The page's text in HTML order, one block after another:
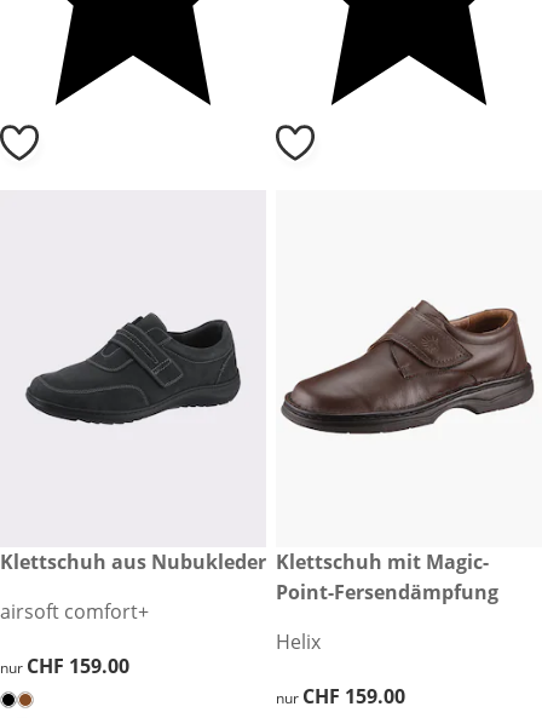
CHF 159.00
Klettschuh aus Nubukleder
airsoft comfort+
CHF 159.00
nur CHF 159.00
CHF 159.00
Klettschuh mit Magic-
Point-Fersendämpfung
Helix
CHF 159.00
nur CHF 159.00